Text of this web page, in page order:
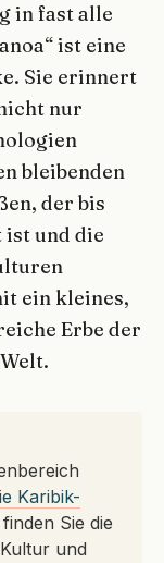
in fast alle
ist eine
Sie erinnert
nur
bleibenden
der bis
und die
ein kleines,
Erbe der
Karibik-
finden Sie die
und